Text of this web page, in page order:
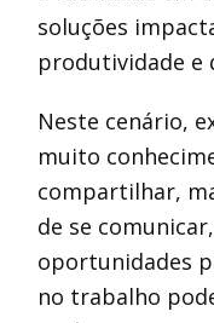
soluções
produtividade e
Neste cenário,
muito
compartilhar,
de se
oportunidades
no trabalho